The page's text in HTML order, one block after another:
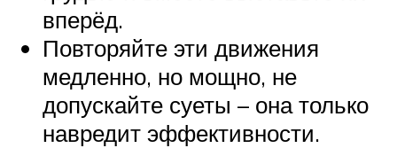
вперёд.
Повторяйте эти движения
медленно, но мощно, не
допускайте суеты – она только
навредит эффективности.